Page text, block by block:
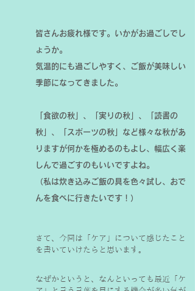
皆さんお疲れ様です。いかがお過ごしでし
ょうか。
気温的にも過ごしやすく、ご飯が美味しい
季節になってきました。
「食欲の秋」、「実りの秋」、「読書の
秋」、「スポーツの秋」など様々な秋があ
りますが何かを極めるのもよし、幅広く楽
しんで過ごすのもいいですよね。
（私は炊き込みご飯の具を色々試し、おで
んを食べに行きたいです！）
さて、今回は「ケア」について感じたこと
を書いていけたらと思います。
なぜかというと、なんといっても最近「ケ